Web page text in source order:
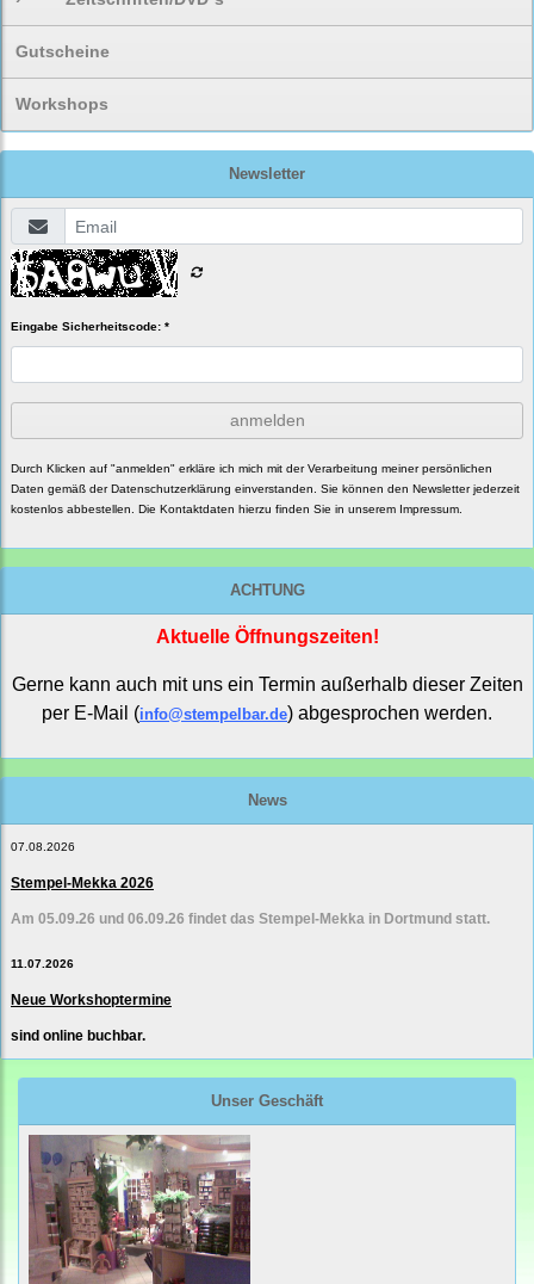
Gutscheine
Workshops
Newsletter
Eingabe Sicherheitscode: *
anmelden
Durch Klicken auf "anmelden" erkläre ich mich mit der Verarbeitung meiner persönlichen
Daten gemäß der Datenschutzerklärung einverstanden. Sie können den Newsletter jederzeit
kostenlos abbestellen. Die Kontaktdaten hierzu finden Sie in unserem Impressum.
ACHTUNG
Aktuelle Öffnungszeiten!
Gerne kann auch mit uns ein Termin außerhalb dieser Zeiten
per E-Mail (info@stempelbar.de) abgesprochen werden.
News
07.08.2026
Stempel-Mekka 2026
Am 05.09.26 und 06.09.26 findet das Stempel-Mekka in Dortmund statt.
11.07.2026
Neue Workshoptermine
sind online buchbar.
Unser Geschäft